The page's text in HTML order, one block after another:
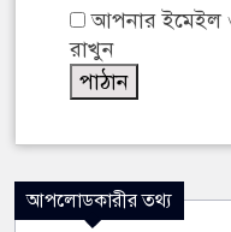
আপনার ইমেইল
রাখুন
আপলোডকারীর তথ্য